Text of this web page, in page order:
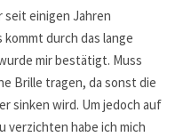
seit einigen Jahren
durch das lange
mir bestätigt. Muss
Brille tragen, da sonst die
sinken wird. Um jedoch auf
verzichten habe ich mich